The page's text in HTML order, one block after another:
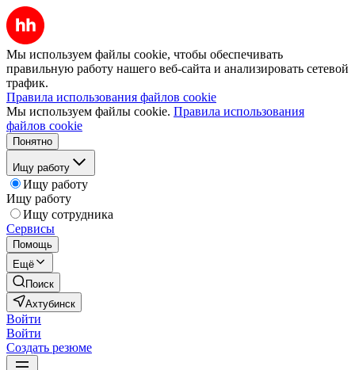
Мы используем файлы cookie, чтобы обеспечивать
правильную работу нашего веб-сайта и анализировать сетевой
трафик.
Правила использования файлов cookie
Мы используем файлы cookie. Правила использования
файлов cookie
Понятно
Ищу работу
Ищу работу
Ищу работу
Ищу сотрудника
Сервисы
Помощь
Ещё
Поиск
Ахтубинск
Войти
Войти
Создать резюме